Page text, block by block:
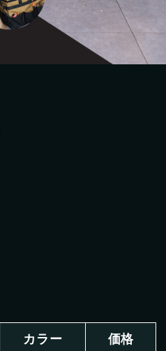
カラー 価格